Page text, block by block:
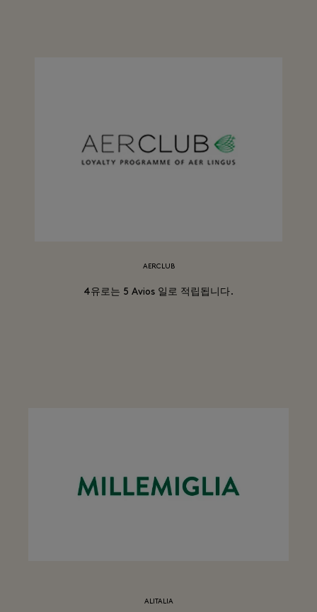
AERCLUB
4유로는 5 Avios 일로 적립됩니다.
ALITALIA